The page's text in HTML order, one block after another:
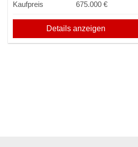
Kaufpreis
675.000 €
Details anzeigen